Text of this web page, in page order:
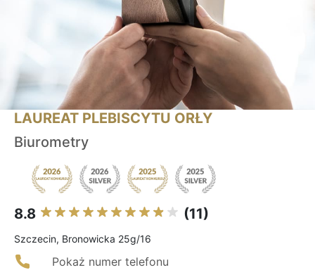
LAUREAT PLEBISCYTU ORŁY
Biurometry
8.8 (11)
Szczecin, Bronowicka 25g/16
Pokaż numer telefonu